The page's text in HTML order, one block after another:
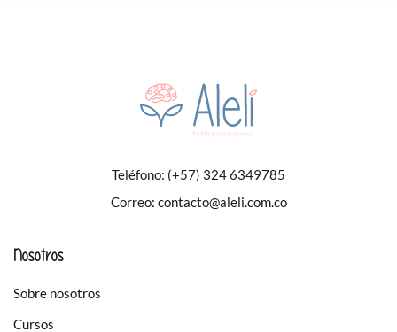
Teléfono: (+57) 324 6349785
Correo: contacto@aleli.com.co
Nosotros
Sobre nosotros
Cursos